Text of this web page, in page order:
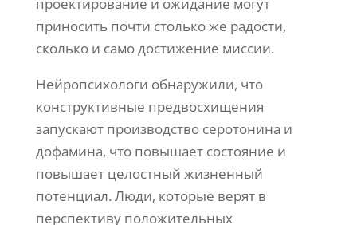
приносить почти столько же радости,
сколько и само достижение миссии.
Нейропсихологи обнаружили, что
конструктивные предвосхищения
запускают производство серотонина и
дофамина, что повышает состояние и
повышает целостный жизненный
потенциал. Люди, которые верят в
перспективу положительных